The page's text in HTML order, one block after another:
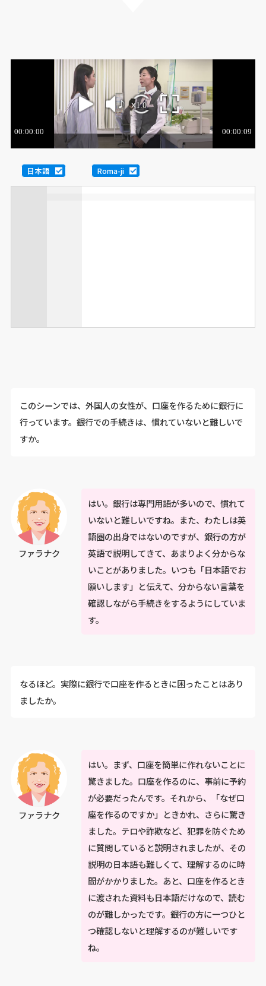
日本語 Roma-ji
このシーンでは、外国人の女性が、口座を作るために銀行に
行っています。銀行での手続きは、慣れていないと難しいで
すか。
ファラナク
はい。銀行は専門用語が多いので、慣れて
いないと難しいですね。また、わたしは英
語圏の出身ではないのですが、銀行の方が
英語で説明してきて、あまりよく分からな
いことがありました。いつも「日本語でお
願いします」と伝えて、分からない言葉を
確認しながら手続きをするようにしていま
す。
なるほど。実際に銀行で口座を作るときに困ったことはあり
ましたか。
ファラナク
はい。まず、口座を簡単に作れないことに
驚きました。口座を作るのに、事前に予約
が必要だったんです。それから、「なぜ口
座を作るのですか」ときかれ、さらに驚き
ました。テロや詐欺など、犯罪を防ぐため
に質問していると説明されましたが、その
説明の日本語も難しくて、理解するのに時
間がかかりました。あと、口座を作るとき
に渡された資料も日本語だけなので、読む
のが難しかったです。銀行の方に一つひと
つ確認しないと理解するのが難しいです
ね。